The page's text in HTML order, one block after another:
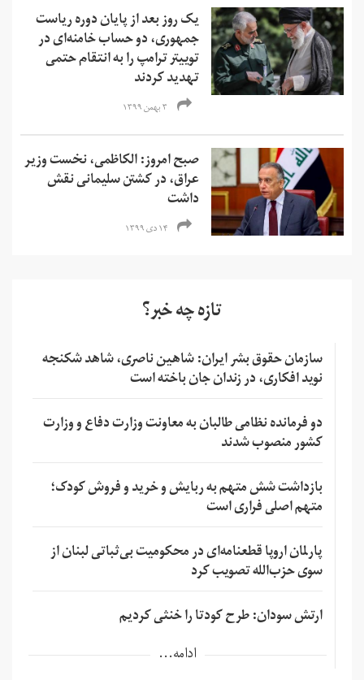
یک روز بعد از پایان دوره‌ ریاست
جمهوری، دو حساب‌ خامنه‌ای در
توییتر ترامپ را به انتقام حتمی
تهدید کردند
۳ بهمن ۱۳۹۹
صبح امروز: الکاظمی، نخست وزیر
عراق، در کشتن سلیمانی نقش
داشت
۱۴ دی ۱۳۹۹
تازه چه خبر؟
سازمان حقوق بشر ایران: شاهین ناصری، شاهد شکنجه
نوید افکاری، در زندان جان باخته است
دو فرمانده نظامی طالبان به معاونت وزارت دفاع و وزارت
کشور منصوب شدند
بازداشت شش متهم به ربایش و خرید و فروش کودک؛
متهم اصلی فراری است
پارلمان اروپا قطعنامه‌ای در محکومیت بی‌ثباتی لبنان از
سوی حزب‌الله تصویب کرد
ارتش سودان: طرح کودتا را خنثی کردیم
ادامه...